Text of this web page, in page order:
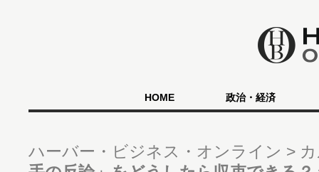
HOME 政治・経済
ハーバー・ビジネス・オンライン